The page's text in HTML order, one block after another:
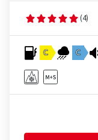
(4)
C C